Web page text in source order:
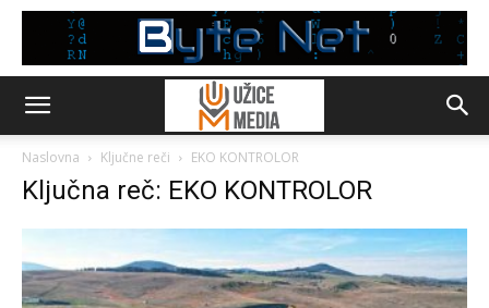
Naslovna Ključne reči EKO KONTROLOR
Ključna reč: EKO KONTROLOR